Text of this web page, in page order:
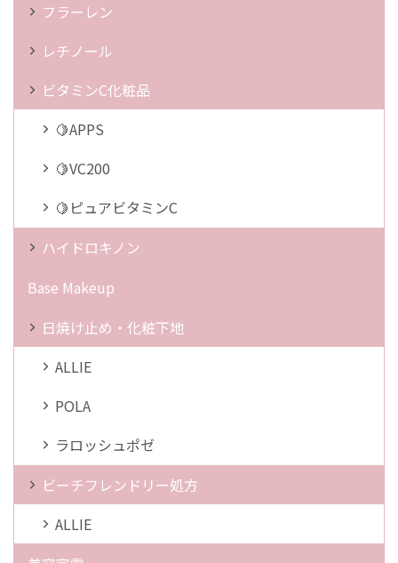
フラーレン
レチノール
ビタミンC化粧品
🍋APPS
🍋VC200
🍋ピュアビタミンC
ハイドロキノン
Base Makeup
日焼け止め・化粧下地
ALLIE
POLA
ラロッシュポゼ
ビーチフレンドリー処方
ALLIE